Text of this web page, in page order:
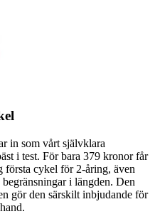
in som vårt självklara
i test. För bara 379 kronor får
första cykel för 2-åring, även
i längden. Den
gör den särskilt inbjudande för